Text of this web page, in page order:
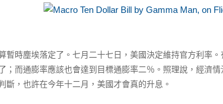
時塵埃落定了。七月二十七日，美國決定維持官方利率。
；而通膨率應該也會達到目標通膨率二％。照理說，經濟
斷，也許在今年十二月，美國才會真的升息。